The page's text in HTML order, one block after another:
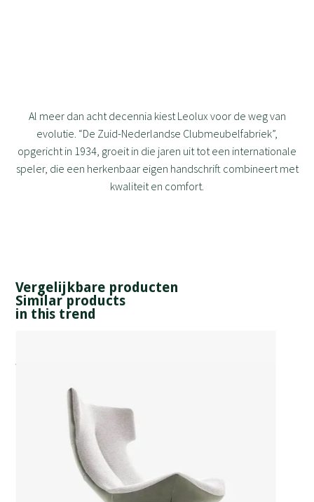
Al meer dan acht decennia kiest Leolux voor de weg van
evolutie. “De Zuid-Nederlandse Clubmeubelfabriek”,
opgericht in 1934, groeit in die jaren uit tot een internationale
speler, die een herkenbaar eigen handschrift combineert met
kwaliteit en comfort.
Vergelijkbare producten
Similar products
in this trend